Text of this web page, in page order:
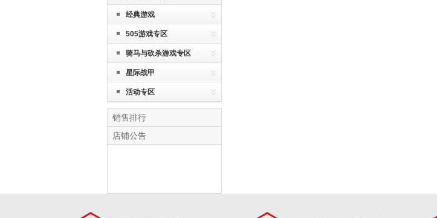
经典游戏
505游戏专区
骑马与砍杀游戏专区
星际战甲
活动专区
销售排行
店铺公告